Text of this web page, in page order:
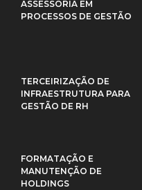
ASSESSORIA EM
PROCESSOS DE GESTÃO
TERCEIRIZAÇÃO DE
INFRAESTRUTURA PARA
GESTÃO DE RH
FORMATAÇÃO E
MANUTENÇÃO DE
HOLDINGS